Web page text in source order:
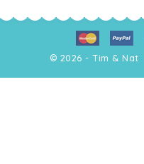
© 2026 - Tim & Nat